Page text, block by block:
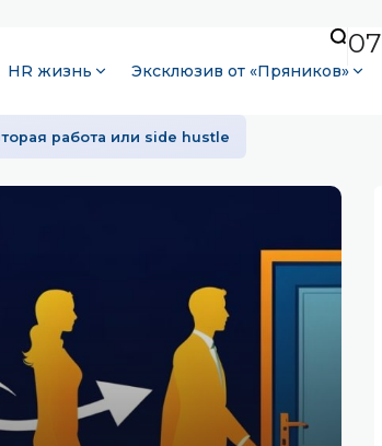
HR жизнь Эксклюзив от «Пряников»
07
работа или side hustle